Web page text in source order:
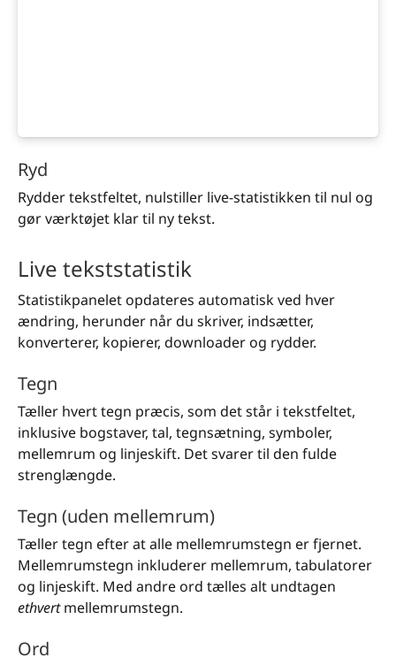
Ryd
Rydder tekstfeltet, nulstiller live-statistikken til nul og
gør værktøjet klar til ny tekst.
Live tekststatistik
Statistikpanelet opdateres automatisk ved hver
ændring, herunder når du skriver, indsætter,
konverterer, kopierer, downloader og rydder.
Tegn
Tæller hvert tegn præcis, som det står i tekstfeltet,
inklusive bogstaver, tal, tegnsætning, symboler,
mellemrum og linjeskift. Det svarer til den fulde
strenglængde.
Tegn (uden mellemrum)
Tæller tegn efter at alle mellemrumstegn er fjernet.
Mellemrumstegn inkluderer mellemrum, tabulatorer
og linjeskift. Med andre ord tælles alt undtagen
ethvertmellemrumstegn.
Ord